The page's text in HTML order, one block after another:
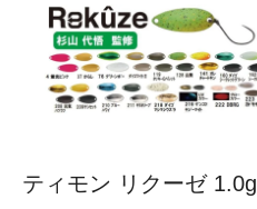
ティモン リクーゼ 1.0g